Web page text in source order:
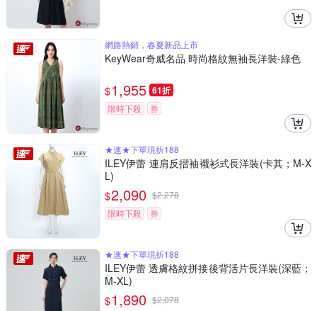
網路熱銷，春夏新品上市
KeyWear奇威名品 時尚格紋無袖長洋裝-綠色
$1,955 61折
限時下殺 券
★速★下單現折188
ILEY伊蕾 連肩反摺袖襯衫式長洋裝(卡其；M-X
L)
$2,090 $2,278
限時下殺
券
★速★下單現折188
ILEY伊蕾 透膚格紋拼接後背活片長洋裝(深藍；
M-XL)
$1,890 $2,078